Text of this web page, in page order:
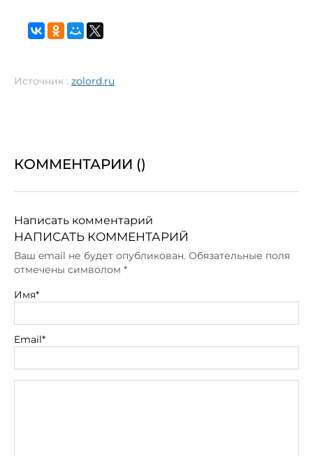
Источник : zolord.ru
КОММЕНТАРИИ ()
Написать комментарий
НАПИСАТЬ КОММЕНТАРИЙ
Ваш email не будет опубликован. Обязательные поля
отмечены символом *
Имя*
Email*